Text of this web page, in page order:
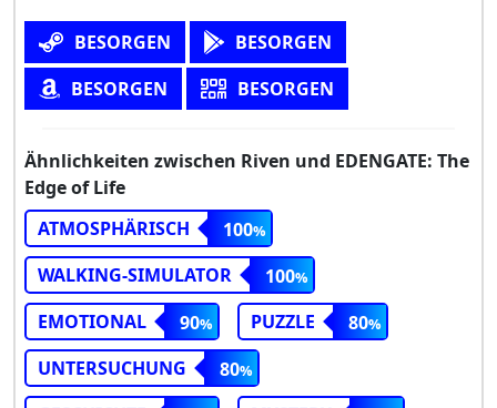
BESORGEN
BESORGEN
BESORGEN
BESORGEN
Ähnlichkeiten zwischen Riven und EDENGATE: The
Edge of Life
ATMOSPHÄRISCH
100
WALKING-SIMULATOR
100
EMOTIONAL
90 PUZZLE
80
UNTERSUCHUNG
80